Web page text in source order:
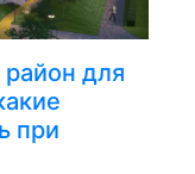
для
при